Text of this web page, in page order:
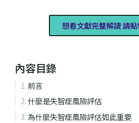
想看文獻完整解讀 請
內容目錄
前言
什麼是失智症風險評估
為什麼失智症風險評估如此重要